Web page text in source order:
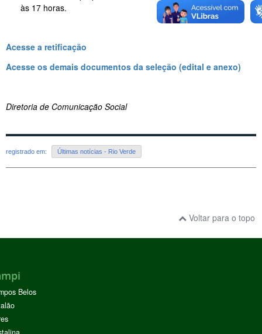
às 17 horas.
Acesse a retificação
Acesse os demais documentos da seleção (edital e anexo)
Diretoria de Comunicação Social
registrado em: Últimas notícias - Rio Verde
Voltar para o topo
Belos